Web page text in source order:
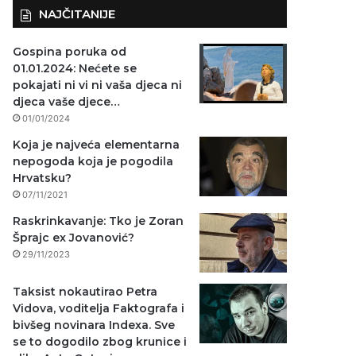
NAJČITANIJE
Gospina poruka od
01.01.2024: Nećete se
pokajati ni vi ni vaša djeca ni
djeca vaše djece…
01/01/2024
Koja je najveća elementarna
nepogoda koja je pogodila
Hrvatsku?
07/11/2021
Raskrinkavanje: Tko je Zoran
Šprajc ex Jovanović?
29/11/2023
Taksist nokautirao Petra
Vidova, voditelja Faktografa i
bivšeg novinara Indexa. Sve
se to dogodilo zbog krunice i